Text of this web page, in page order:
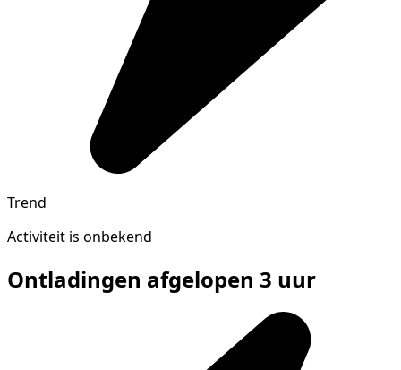
Trend
Activiteit is onbekend
Ontladingen afgelopen 3 uur